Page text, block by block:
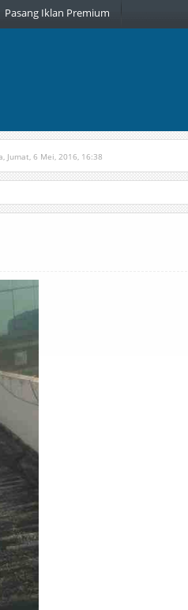
Pasang Iklan Premium
Jumat, 6 Mei, 2016, 16:38
2017, 21:34